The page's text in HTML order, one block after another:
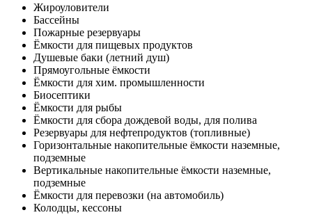
Жироуловители
Бассейны
Пожарные резервуары
Ёмкости для пищевых продуктов
Душевые баки (летний душ)
Прямоугольные ёмкости
Ёмкости для хим. промышленности
Биосептики
Ёмкости для рыбы
Ёмкости для сбора дождевой воды, для полива
Резервуары для нефтепродуктов (топливные)
Горизонтальные накопительные ёмкости наземные,
подземные
Вертикальные накопительные ёмкости наземные,
подземные
Ёмкости для перевозки (на автомобиль)
Колодцы, кессоны